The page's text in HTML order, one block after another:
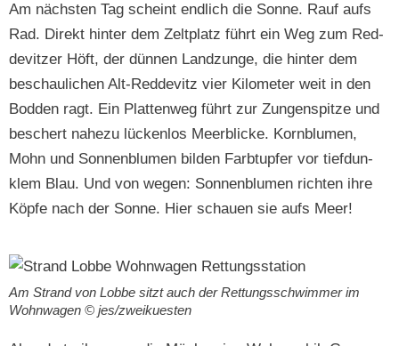
Am näch­sten Tag scheint endlich die Sonne. Rauf aufs
Rad. Direkt hin­ter dem Zelt­platz führt ein Weg zum Red­
de­vitzer Höft, der dün­nen Landzunge, die hin­ter dem
beschaulichen Alt-Red­de­vitz vier Kilo­me­ter weit in den
Bod­den ragt. Ein Plat­ten­weg führt zur Zun­gen­spitze und
beschert nahezu lück­en­los Meerblicke. Korn­blu­men,
Mohn und Son­nen­blu­men bilden Farb­tupfer vor tief­dun­
klem Blau. Und von wegen: Son­nen­blu­men richt­en ihre
Köpfe nach der Sonne. Hier schauen sie aufs Meer!
Am Strand von Lobbe sitzt auch der Ret­tungss­chwim­mer im
Wohn­wa­gen © jes/zweikuesten